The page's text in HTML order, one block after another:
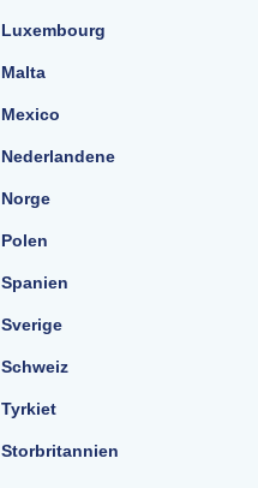
Luxembourg
Malta
Mexico
Nederlandene
Norge
Polen
Spanien
Sverige
Schweiz
Tyrkiet
Storbritannien